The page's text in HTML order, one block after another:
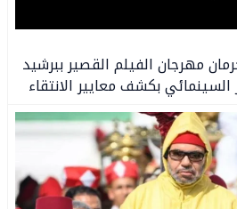
مهرجان الفيلم القصير ببرشيد
بكشف معايير الانتقاء